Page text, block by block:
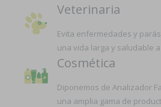
Veterinaria
Evita enfermedades y
una vida larga y saludable
Cosmética
Diponemos de Analizador
una amplia gama de